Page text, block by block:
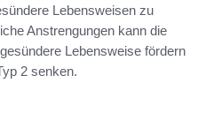
Lebensweisen zu
Anstrengungen kann die
Lebensweise fördern
2 senken.